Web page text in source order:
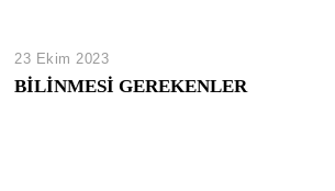
23 Ekim 2023
BİLİNMESİ GEREKENLER